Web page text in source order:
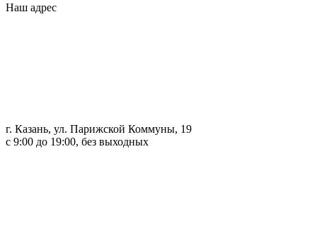
Наш адрес
г. Казань, ул. Парижской Коммуны, 19
с 9:00 до 19:00, без выходных